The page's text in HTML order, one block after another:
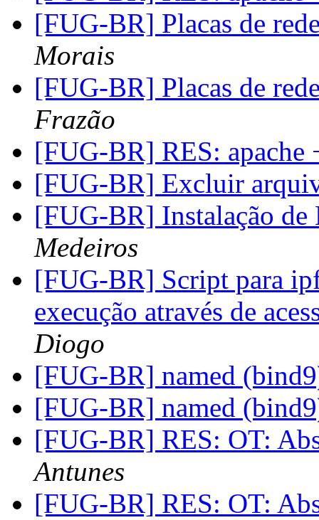
[FUG-BR] Placas de
Morais
[FUG-BR] Placas de
Frazão
[FUG-BR] RES: apache
[FUG-BR] Excluir
[FUG-BR] Instalação
Medeiros
[FUG-BR] Script para
execução através de
Diogo
[FUG-BR] named
[FUG-BR] named
[FUG-BR] RES: OT:
Antunes
[FUG-BR] RES: OT: